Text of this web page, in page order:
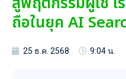
ถือในยุค AI
25 ธ.ค. 2568 9:04 น.